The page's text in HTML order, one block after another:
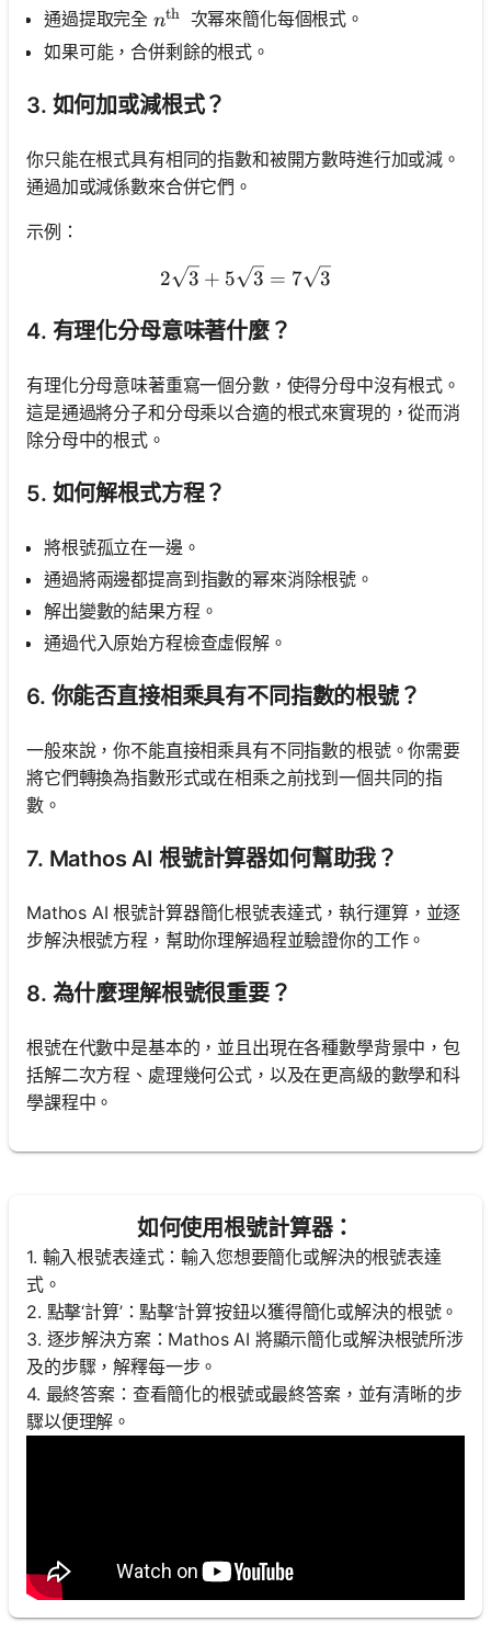
通過提取完全 n^{\text {th }}
nth
次幂來簡化每個根式。
如果可能，合併剩餘的根式。
3. 如何加或減根式？
你只能在根式具有相同的指數和被開方數時進行加或減。
通過加或減係數來合併它們。
示例：
2 \sqrt{3}+5 \sqrt{3}=7
2 3 + 5 3 = 7 3
4. 有理化分母意味著什麼？
有理化分母意味著重寫一個分數，使得分母中沒有根式。
這是通過將分子和分母乘以合適的根式來實現的，從而消
除分母中的根式。
5. 如何解根式方程？
將根號孤立在一邊。
通過將兩邊都提高到指數的幂來消除根號。
解出變數的結果方程。
通過代入原始方程檢查虛假解。
6. 你能否直接相乘具有不同指數的根號？
一般來說，你不能直接相乘具有不同指數的根號。你需要
將它們轉換為指數形式或在相乘之前找到一個共同的指
數。
7. Mathos AI 根號計算器如何幫助我？
Mathos AI 根號計算器簡化根號表達式，執行運算，並逐
步解決根號方程，幫助你理解過程並驗證你的工作。
8. 為什麼理解根號很重要？
根號在代數中是基本的，並且出現在各種數學背景中，包
括解二次方程、處理幾何公式，以及在更高級的數學和科
學課程中。
如何使用根號計算器：
1. 輸入根號表達式：輸入您想要簡化或解決的根號表達
式。
2. 點擊‘計算’：點擊‘計算’按鈕以獲得簡化或解決的根號。
3. 逐步解決方案：Mathos AI 將顯示簡化或解決根號所涉
及的步驟，解釋每一步。
4. 最終答案：查看簡化的根號或最終答案，並有清晰的步
驟以便理解。